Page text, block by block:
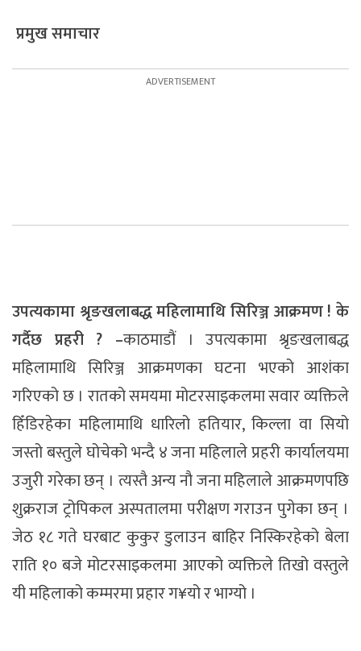
प्रमुख समाचार
उपत्यकामा श्रृङखलाबद्ध महिलामाथि सिरिञ्ज आक्रमण ! के
गर्दैछ प्रहरी ? –काठमाडौं । उपत्यकामा श्रृङखलाबद्ध
महिलामाथि सिरिञ्ज आक्रमणका घटना भएको आशंका
गरिएको छ । रातको समयमा मोटरसाइकलमा सवार व्यक्तिले
हिँडिरहेका महिलामाथि धारिलो हतियार, किल्ला वा सियो
जस्तो बस्तुले घोचेको भन्दै ४ जना महिलाले प्रहरी कार्यालयमा
उजुरी गरेका छन् । त्यस्तै अन्य नौ जना महिलाले आक्रमणपछि
शुक्रराज ट्रोपिकल अस्पतालमा परीक्षण गराउन पुगेका छन् ।
जेठ १८ गते घरबाट कुकुर डुलाउन बाहिर निस्किरहेको बेला
राति १० बजे मोटरसाइकलमा आएको व्यक्तिले तिखो वस्तुले
यी महिलाको कम्मरमा प्रहार ग¥यो र भाग्यो ।